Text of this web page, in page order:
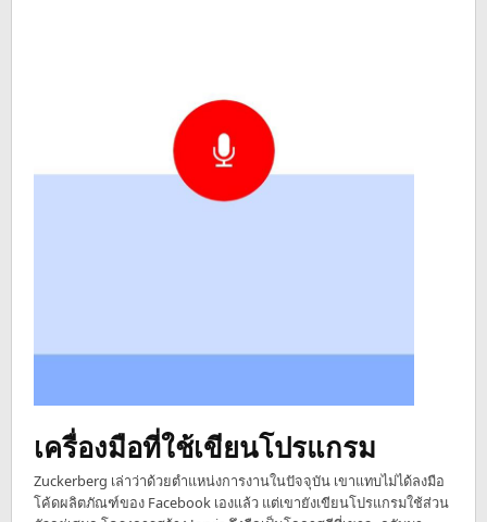
เครื่องมือที่ใช้เขียนโปรแกรม
Zuckerberg เล่าว่าด้วยตำแหน่งการงานในปัจจุบัน เขาแทบไม่ได้ลงมือ
โค้ดผลิตภัณฑ์ของ Facebook เองแล้ว แต่เขายังเขียนโปรแกรมใช้ส่วน